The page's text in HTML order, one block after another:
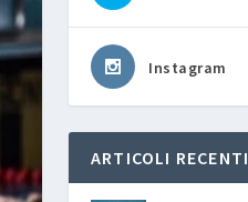
Instagram
ARTICOLI RECENTI